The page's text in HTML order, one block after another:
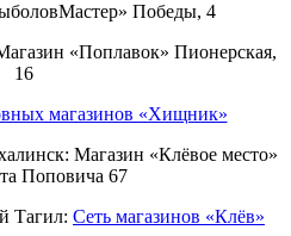
Победы, 4
«Поплавок» Пионерская,
16
магазинов «Хищник»
Магазин «Клёвое место»
Поповича 67
Тагил: Cеть магазинов «Клёв»